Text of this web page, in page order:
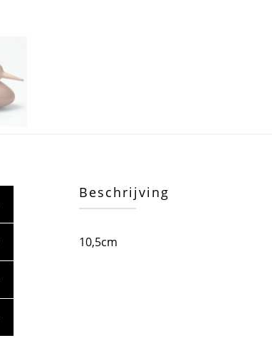
Beschrijving
10,5cm